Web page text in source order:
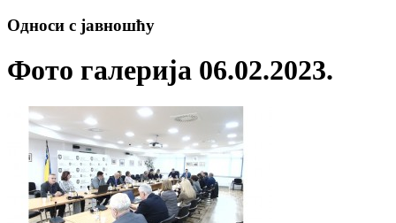
Односи с јавношћу
Фото галерија 06.02.2023.